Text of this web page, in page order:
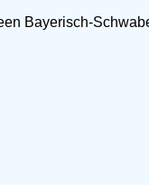
Bayerisch-